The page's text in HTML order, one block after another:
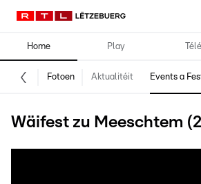
Home Play Télé
Fotoen Aktualitéit Events a
Wäifest zu Meeschtem